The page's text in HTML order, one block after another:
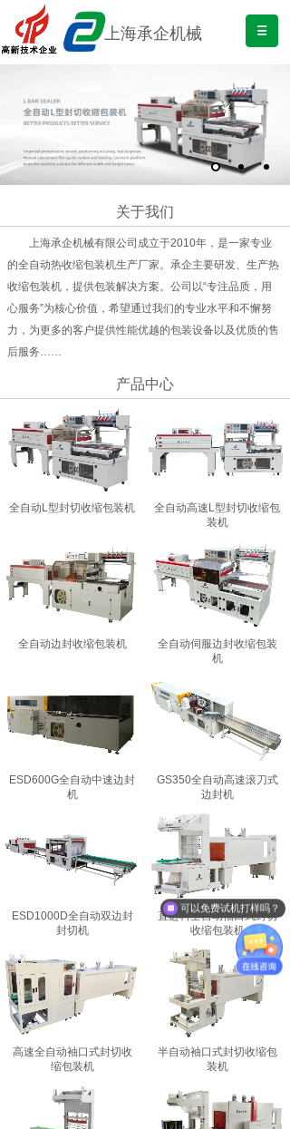
上海承企机械
关于我们
上海承企机械有限公司成立于2010年，是一家专业
的全自动热收缩包装机生产厂家。承企主要研发、生产热
收缩包装机，提供包装解决方案。公司以“专注品质，用
心服务”为核心价值，希望通过我们的专业水平和不懈努
力，为更多的客户提供性能优越的包装设备以及优质的售
后服务……
产品中心
全自动L型封切收缩包装机
全自动高速L型封切收缩包
装机
全自动边封收缩包装机
全自动伺服边封收缩包装
机
ESD600G全自动中速边封
机
GS350全自动高速滚刀式
边封机
ESD1000D全自动双边封
封切机
直进料全自动袖口式封切
收缩包装机
高速全自动袖口式封切收
缩包装机
半自动袖口式封切收缩包
装机
可以免费试机打样吗？